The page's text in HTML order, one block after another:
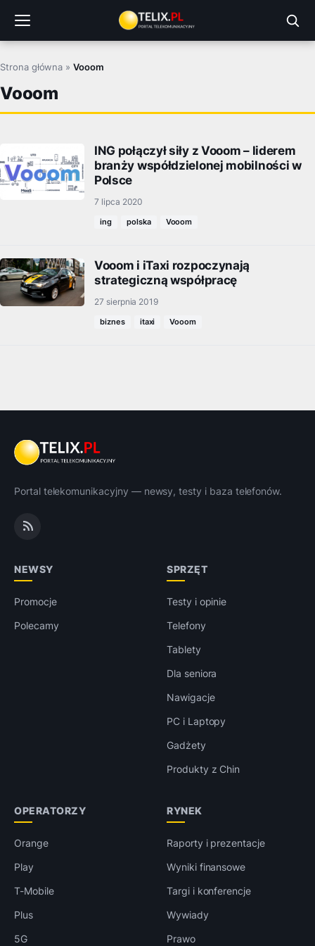
treści
Strona główna »Vooom
Vooom
ING połączył siły z Vooom – liderem
branży współdzielonej mobilności w
Polsce
7 lipca 2020
ing polska Vooom
Vooom i iTaxi rozpoczynają
strategiczną współpracę
27 sierpnia 2019
biznes itaxi Vooom
Portal telekomunikacyjny — newsy, testy i baza telefonów.
NEWSY
Promocje
Polecamy
SPRZĘT
Testy i opinie
Telefony
Tablety
Dla seniora
Nawigacje
PC i Laptopy
Gadżety
Produkty z Chin
OPERATORZY
Orange
Play
T-Mobile
Plus
5G
RYNEK
Raporty i prezentacje
Wyniki finansowe
Targi i konferencje
Wywiady
Prawo